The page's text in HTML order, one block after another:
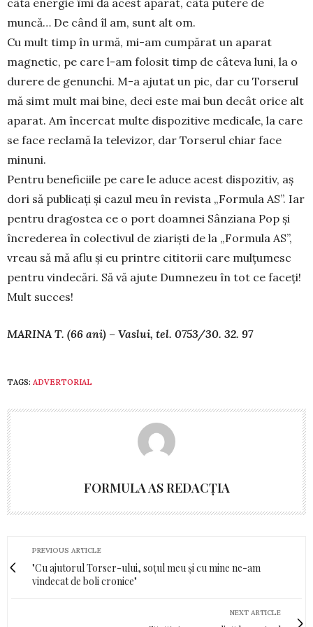
câtă energie îmi dă acest aparat, câtă putere de
muncă… De când îl am, sunt alt om.
Cu mult timp în urmă, mi-am cumpărat un aparat
magnetic, pe care l-am folosit timp de câteva luni, la o
durere de genunchi. M-a ajutat un pic, dar cu Tor­serul
mă simt mult mai bine, deci este mai bun decât orice alt
aparat. Am încercat multe dispozitive me­dicale, la care
se face reclamă la televizor, dar Torserul chiar face
minuni.
Pentru beneficiile pe care le aduce acest dispozitiv, aş
dori să publicaţi şi cazul meu în revista „Formula AS”. Iar
pentru dragostea ce o port doamnei Sânziana Pop şi
încrederea în colectivul de ziarişti de la „For­mula AS”,
vreau să mă aflu şi eu printre cititorii care mulţumesc
pentru vindecări. Să vă ajute Dumnezeu în tot ce faceţi!
Mult succes!
MARINA T. (66 ani) – Vaslui, tel. 0753/30. 32. 97
TAGS: ADVERTORIAL
FORMULA AS REDACȚIA
PREVIOUS ARTICLE
"Cu ajutorul Torser-ului, soţul meu şi cu mine ne-am
vindecat de boli cronice"
NEXT ARTICLE